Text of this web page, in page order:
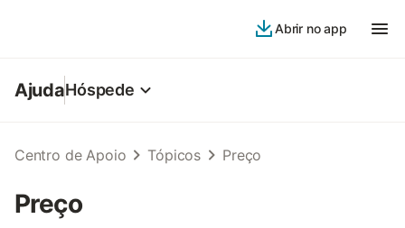
Abrir no app
AjudaHóspede
Centro de Apoio Tópicos Preço
Preço